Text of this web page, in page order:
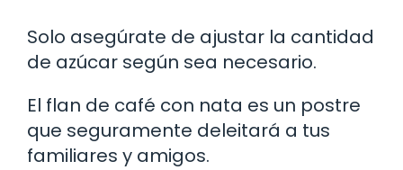
Solo asegúrate de ajustar la cantidad
de azúcar según sea necesario.
El flan de café con nata es un postre
que seguramente deleitará a tus
familiares y amigos.